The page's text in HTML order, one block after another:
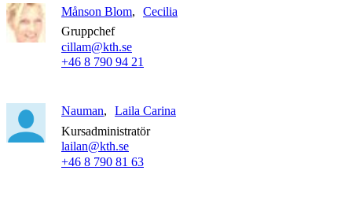
Månson Blom
Cecilia
Gruppchef
cillam@kth.se
+46 8 790 94 21
Nauman
Laila Carina
Kursadministratör
lailan@kth.se
+46 8 790 81 63